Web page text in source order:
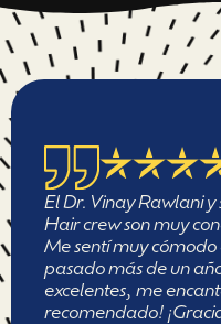
El Dr. Vinay Rawlani
Hair crew son muy
Me sentí muy
pasado más de un
excelentes, me
recomendado!